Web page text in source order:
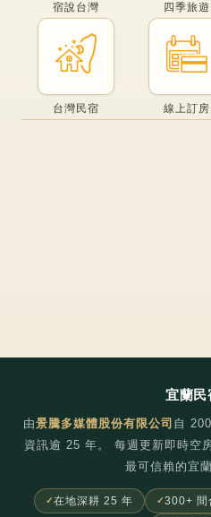
宿說台灣 四季旅遊
台灣民宿 線上訂房
宜蘭民
由景騰多媒體股份有限公司 自
資訊逾 25 年。 每週更新即時空
最可信賴的宜
在地深耕 25 年 300+ 間